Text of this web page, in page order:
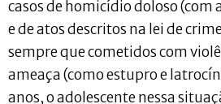
casos de homicídio doloso (com
e de atos descritos na lei de
sempre que cometidos com
ameaça (como estupro e
anos, o adolescente nessa